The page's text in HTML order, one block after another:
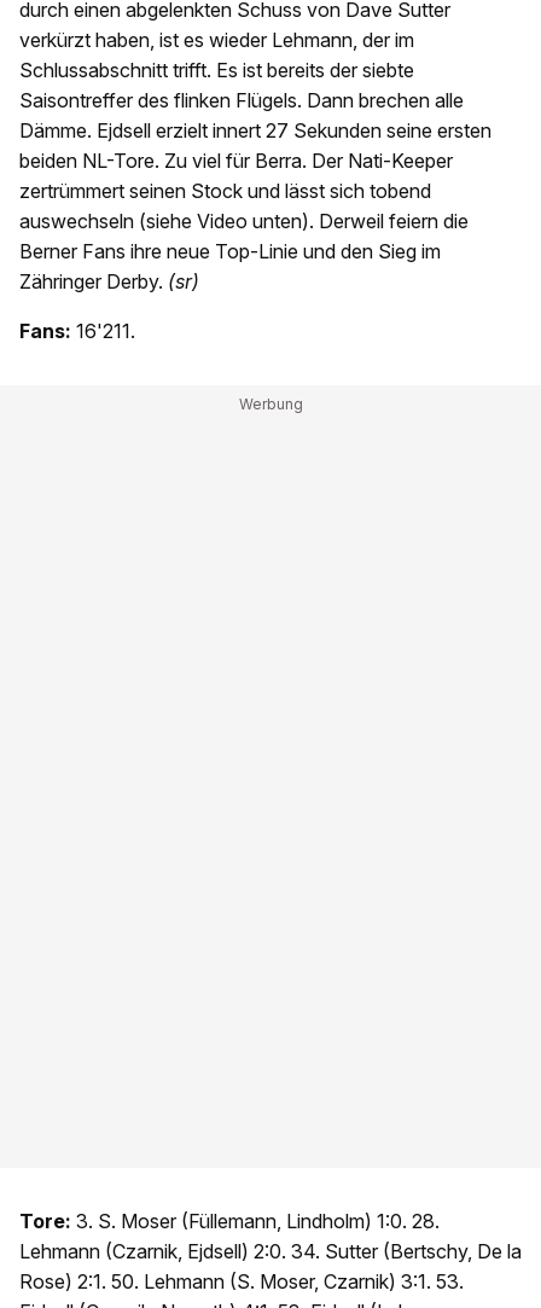
durch einen abgelenkten Schuss von Dave Sutter
verkürzt haben, ist es wieder Lehmann, der im
Schlussabschnitt trifft. Es ist bereits der siebte
Saisontreffer des flinken Flügels. Dann brechen alle
Dämme. Ejdsell erzielt innert 27 Sekunden seine ersten
beiden NL-Tore. Zu viel für Berra. Der Nati-Keeper
zertrümmert seinen Stock und lässt sich tobend
auswechseln (siehe Video unten). Derweil feiern die
Berner Fans ihre neue Top-Linie und den Sieg im
Zähringer Derby. (sr)
Fans: 16'211.
Tore: 3. S. Moser (Füllemann, Lindholm) 1:0. 28.
Lehmann (Czarnik, Ejdsell) 2:0. 34. Sutter (Bertschy, De la
Rose) 2:1. 50. Lehmann (S. Moser, Czarnik) 3:1. 53.